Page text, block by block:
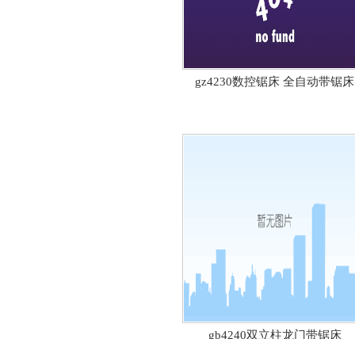
gz4230数控锯床 全自动带锯床
gb4240双立柱龙门带锯床